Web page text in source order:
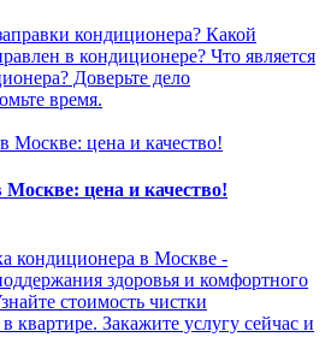
кондиционера? Какой
в кондиционере? Что является
Доверьте дело
время.
цена и качество!
кондиционера в Москве -
здоровья и комфортного
стоимость чистки
квартире. Закажите услугу сейчас и